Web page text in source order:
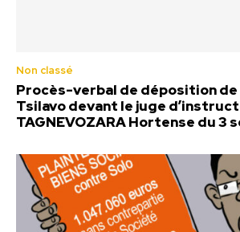
Non classé
Procès-verbal de déposition de
Tsilavo devant le juge
TAGNEVOZARA Hortense du 3